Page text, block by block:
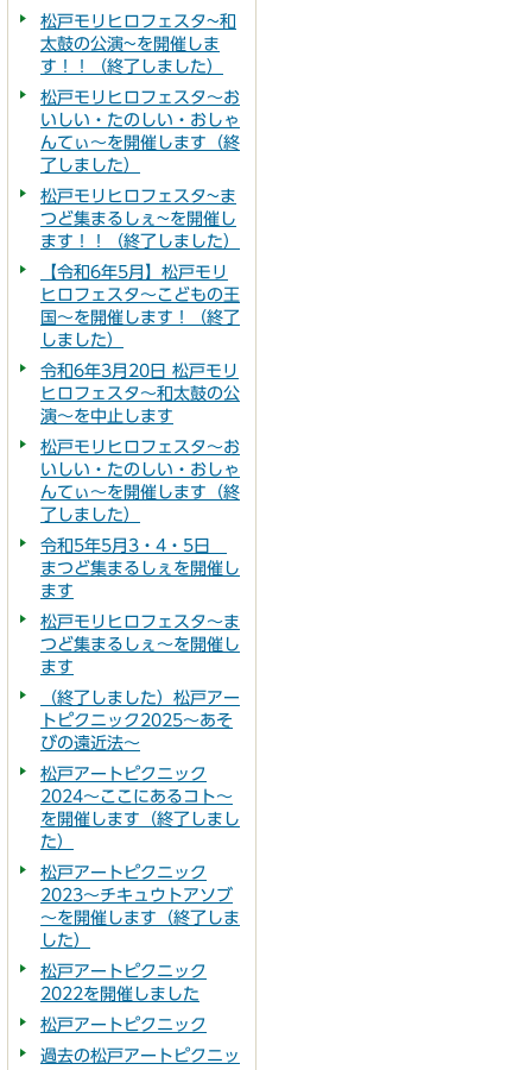
松戸モリヒロフェスタ~和
太鼓の公演~を開催しま
す！！（終了しました）
松戸モリヒロフェスタ～お
いしい・たのしい・おしゃ
んてぃ～を開催します（終
了しました）
松戸モリヒロフェスタ~ま
つど集まるしぇ~を開催し
ます！！（終了しました）
【令和6年5月】松戸モリ
ヒロフェスタ～こどもの王
国～を開催します！（終了
しました）
令和6年3月20日 松戸モリ
ヒロフェスタ～和太鼓の公
演～を中止します
松戸モリヒロフェスタ～お
いしい・たのしい・おしゃ
んてぃ～を開催します（終
了しました）
令和5年5月3・4・5日
まつど集まるしぇを開催し
ます
松戸モリヒロフェスタ～ま
つど集まるしぇ～を開催し
ます
（終了しました）松戸アー
トピクニック2025～あそ
びの遠近法～
松戸アートピクニック
2024～ここにあるコト～
を開催します（終了しまし
た）
松戸アートピクニック
2023～チキュウトアソブ
～を開催します（終了しま
した）
松戸アートピクニック
2022を開催しました
松戸アートピクニック
過去の松戸アートピクニッ